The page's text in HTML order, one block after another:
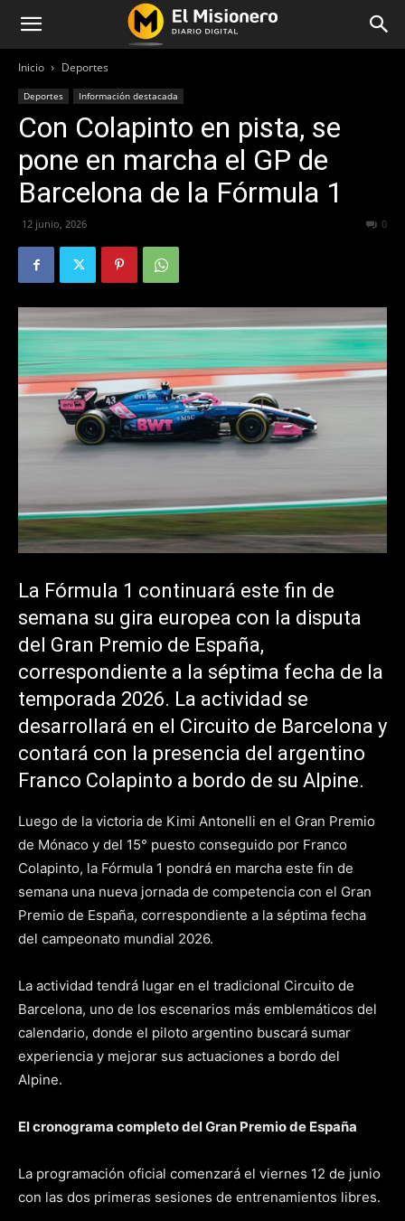
Inicio Deportes
Deportes Información destacada
Con Colapinto en pista, se
pone en marcha el GP de
Barcelona de la Fórmula 1
12 junio, 2026 0
La Fórmula 1 continuará este fin de
semana su gira europea con la disputa
del Gran Premio de España,
correspondiente a la séptima fecha de la
temporada 2026. La actividad se
desarrollará en el Circuito de Barcelona y
contará con la presencia del argentino
Franco Colapinto a bordo de su Alpine.
Luego de la victoria de Kimi Antonelli en el Gran Premio
de Mónaco y del 15° puesto conseguido por Franco
Colapinto, la Fórmula 1 pondrá en marcha este fin de
semana una nueva jornada de competencia con el Gran
Premio de España, correspondiente a la séptima fecha
del campeonato mundial 2026.
La actividad tendrá lugar en el tradicional Circuito de
Barcelona, uno de los escenarios más emblemáticos del
calendario, donde el piloto argentino buscará sumar
experiencia y mejorar sus actuaciones a bordo del
Alpine.
El cronograma completo del Gran Premio de España
La programación oficial comenzará el viernes 12 de junio
con las dos primeras sesiones de entrenamientos libres.